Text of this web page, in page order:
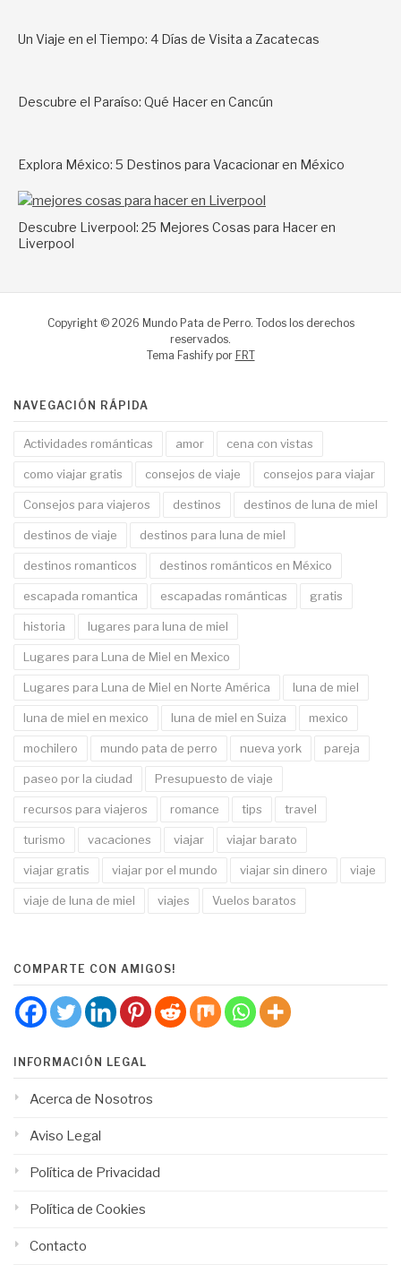
Un Viaje en el Tiempo: 4 Días de Visita a Zacatecas
Descubre el Paraíso: Qué Hacer en Cancún
Explora México: 5 Destinos para Vacacionar en México
Descubre Liverpool: 25 Mejores Cosas para Hacer en
Liverpool
Copyright © 2026 Mundo Pata de Perro. Todos los derechos
reservados.
Tema Fashify por FRT
NAVEGACIÓN RÁPIDA
Actividades románticas amor cena con vistas
como viajar gratis consejos de viaje consejos para viajar
Consejos para viajeros destinos destinos de luna de miel
destinos de viaje destinos para luna de miel
destinos romanticos destinos románticos en México
escapada romantica escapadas románticas gratis
historia lugares para luna de miel
Lugares para Luna de Miel en Mexico
Lugares para Luna de Miel en Norte América luna de miel
luna de miel en mexico luna de miel en Suiza mexico
mochilero mundo pata de perro nueva york pareja
paseo por la ciudad Presupuesto de viaje
recursos para viajeros romance tips travel
turismo vacaciones viajar viajar barato
viajar gratis viajar por el mundo viajar sin dinero viaje
viaje de luna de miel viajes Vuelos baratos
COMPARTE CON AMIGOS!
INFORMACIÓN LEGAL
Acerca de Nosotros
Aviso Legal
Política de Privacidad
Política de Cookies
Contacto